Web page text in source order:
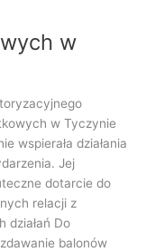
w
w Tyczynie
wspierała działania
Jej
dotarcie do
relacji z
działań Do
balonów